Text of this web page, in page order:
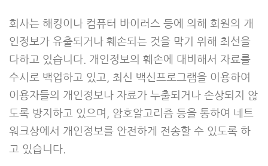
회사는 해킹이나 컴퓨터 바이러스 등에 의해 회원의 개
인정보가 유출되거나 훼손되는 것을 막기 위해 최선을
다하고 있습니다. 개인정보의 훼손에 대비해서 자료를
수시로 백업하고 있고, 최신 백신프로그램을 이용하여
이용자들의 개인정보나 자료가 누출되거나 손상되지 않
도록 방지하고 있으며, 암호알고리즘 등을 통하여 네트
워크상에서 개인정보를 안전하게 전송할 수 있도록 하
고 있습니다.